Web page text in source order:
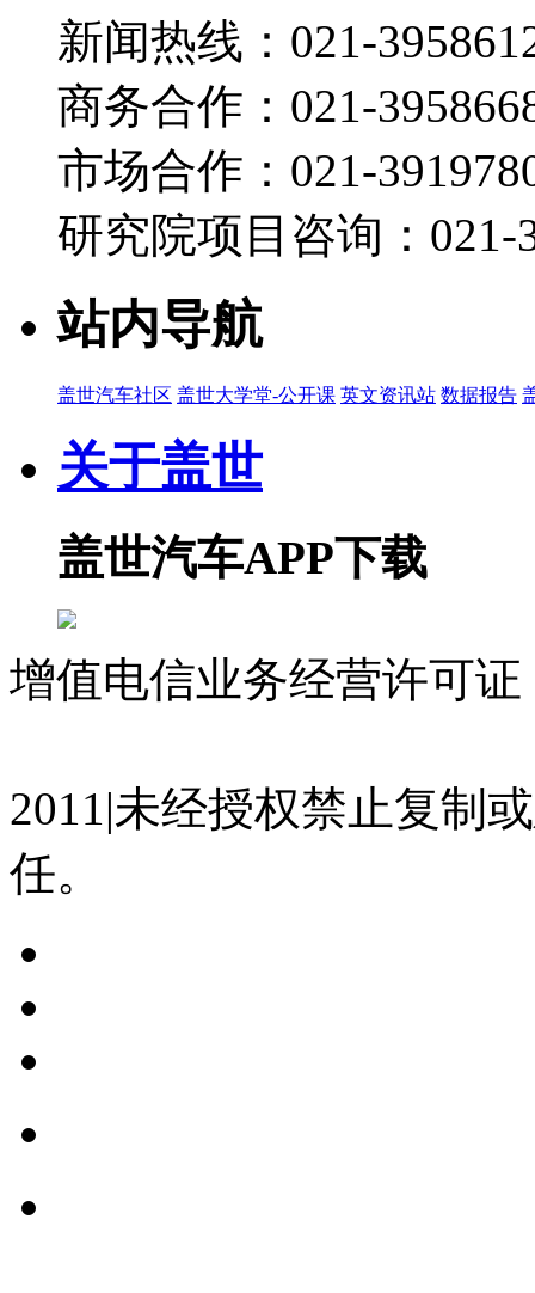
新闻热线：021-
商务合作：021-
市场合作：021-
研究院项目咨询：021-
站内导航
盖世汽车社区 盖世大学堂-公开课 英文资讯站 数据报告
关于盖世
盖世汽车APP下载
增值电信业务经营许可
2011|未经授权禁止复制
任。